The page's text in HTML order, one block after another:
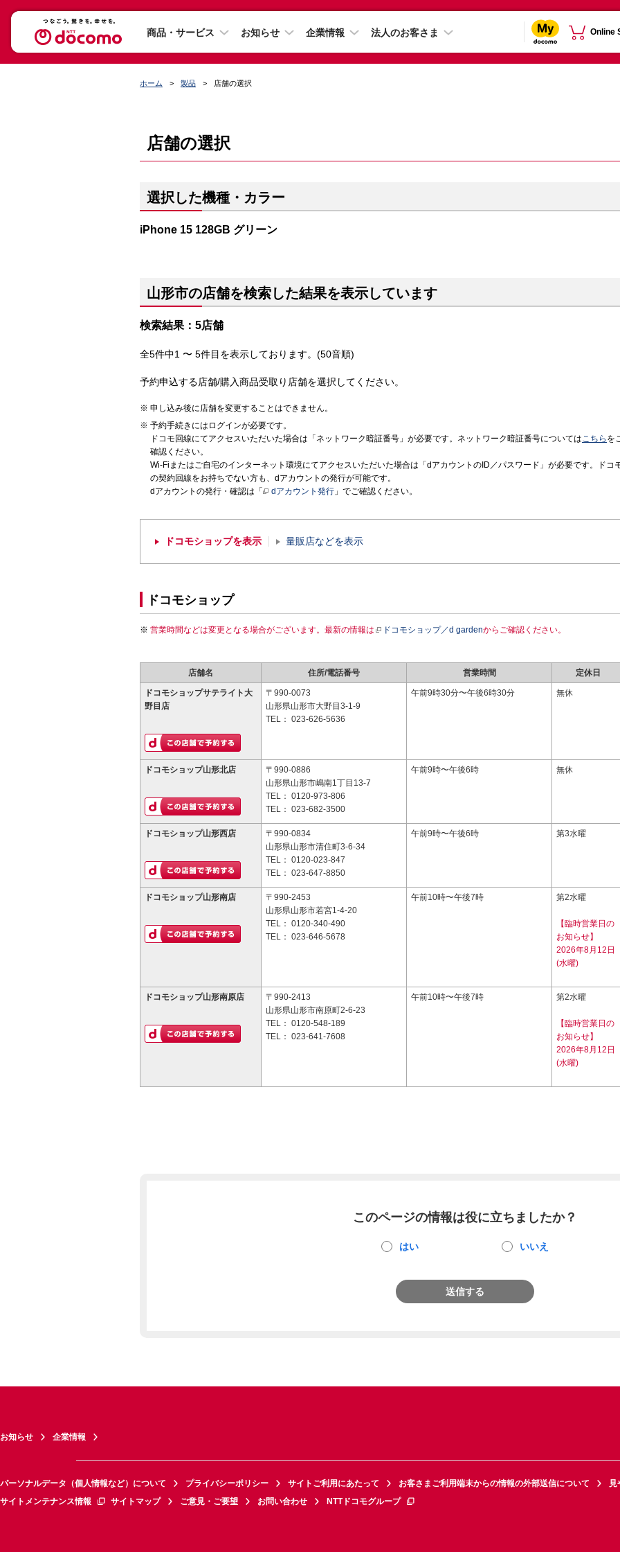
商品・サービス お知らせ 企業情報 法人のお客さま Online
ホーム 製品 店舗の選択
店舗の選択
選択した機種・カラー
iPhone 15 128GB グリーン
山形市の店舗を検索した結果を表示しています
検索結果：5店舗
全5件中1 〜 5件目を表示しております。(50音順)
予約申込する店舗/購入商品受取り店舗を選択してください。
申し込み後に店舗を変更することはできません。
予約手続きにはログインが必要です。
ドコモ回線にてアクセスいただいた場合は「ネットワーク暗証番号」が必要です。ネットワーク暗証番号についてはこちら を
確認ください。
Wi-Fiまたはご自宅のインターネット環境にてアクセスいただいた場合は「dアカウントのID／パスワード」が必要です。ドコ
の契約回線をお持ちでない方も、dアカウントの発行が可能です。
dアカウントの発行・確認は「
dアカウント発行 」でご確認ください。
ドコモショップを表示 量販店などを表示
ドコモショップ
営業時間などは変更となる場合がございます。最新の情報は ドコモショップ／d gardenからご確認ください。
店舗名 住所/電話番号 営業時間 定休日
ドコモショップサテライト大
野目店
〒990-0073
山形県山形市大野目3-1-9
TEL： 023-626-5636
午前9時30分〜午後6時30分 無休
ドコモショップ山形北店
〒990-0886
山形県山形市嶋南1丁目13-7
TEL： 0120-973-806
TEL： 023-682-3500
午前9時〜午後6時 無休
ドコモショップ山形西店
〒990-0834
山形県山形市清住町3-6-34
TEL： 0120-023-847
TEL： 023-647-8850
午前9時〜午後6時 第3水曜
ドコモショップ山形南店
〒990-2453
山形県山形市若宮1-4-20
TEL： 0120-340-490
TEL： 023-646-5678
午前10時〜午後7時 第2水曜
【臨時営業日の
お知らせ】
2026年8月12日
(水曜)
ドコモショップ山形南原店
〒990-2413
山形県山形市南原町2-6-23
TEL： 0120-548-189
TEL： 023-641-7608
午前10時〜午後7時 第2水曜
【臨時営業日の
お知らせ】
2026年8月12日
(水曜)
このページの情報は役に立ちましたか？
はい いいえ
送信する
お知らせ 企業情報
パーソナルデータ（個人情報など）について プライバシーポリシー サイトご利用にあたって お客さまご利用端末からの情報の外部送信について
見
サイトメンテナンス情報
サイトマップ ご意見・ご要望 お問い合わせ NTTドコモグループ